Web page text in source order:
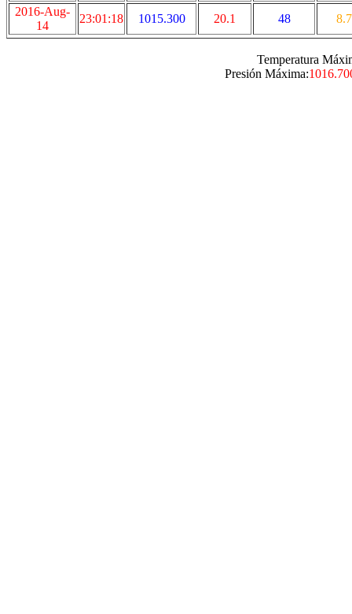
2016-Aug-
14
23:01:18 1015.300 20.1 48 8.7
Temperatura
Presión Máxima: